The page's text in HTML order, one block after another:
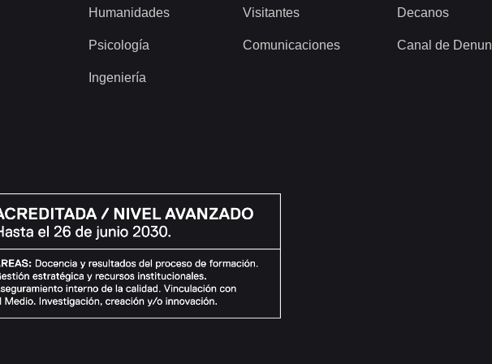
Humanidades
Psicología
Ingeniería
Visitantes
Comunicaciones
Decanos
Canal de